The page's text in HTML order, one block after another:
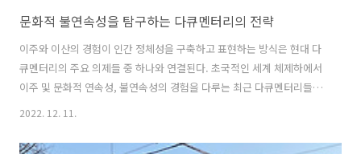
문화적 불연속성을 탐구하는 다큐멘터리의 전략
이주와 이산의 경험이 인간 정체성을 구축하고 표현하는 방식은 현대 다
큐멘터리의 주요 의제들 중 하나와 연결된다. 초국적인 세계 체제하에서
이주 및 문화적 연속성, 불연속성의 경험을 다루는 최근 다큐멘터리들은
영상 사회학적인 민족지 작업으로 이해될 수 있다. 식민주의의 영향을 다
치, 사회적 구조하에서 드러나지 않는 사람들의 흔적을 새기는 방법으로
2022. 12. 11.